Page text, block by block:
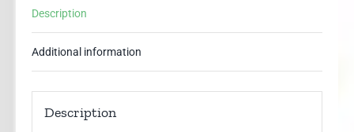
Pendek
Description
Additional information
Description